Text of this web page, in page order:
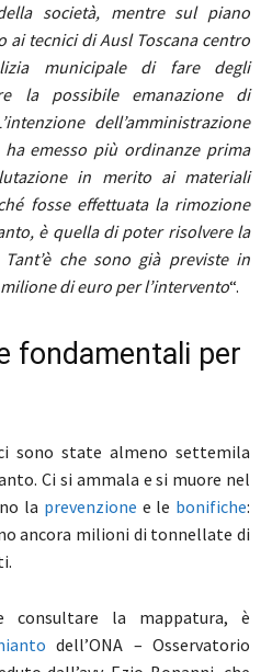
società, mentre sul piano
ai tecnici di Ausl Toscana centro
municipale di fare degli
la possibile emanazione di
dell’amministrazione
emesso più ordinanze prima
in merito ai materiali
fosse effettuata la rimozione
è quella di poter risolvere la
che sono già previste in
di euro per l’intervento“.
fondamentali per
sono state almeno settemila
Ci si ammala e si muore nel
la prevenzione e le bonifiche:
ancora milioni di tonnellate di
consultare la mappatura, è
dell’ONA – Osservatorio